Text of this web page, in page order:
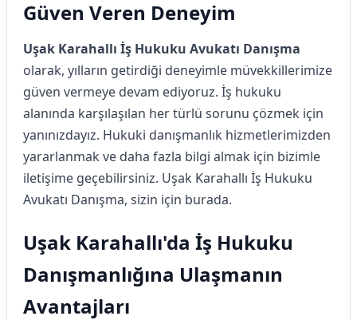
Güven Veren Deneyim
Uşak Karahallı İş Hukuku Avukatı Danışma
olarak, yılların getirdiği deneyimle müvekkillerimize
güven vermeye devam ediyoruz. İş hukuku
alanında karşılaşılan her türlü sorunu çözmek için
yanınızdayız. Hukuki danışmanlık hizmetlerimizden
yararlanmak ve daha fazla bilgi almak için bizimle
iletişime geçebilirsiniz. Uşak Karahallı İş Hukuku
Avukatı Danışma, sizin için burada.
Uşak Karahallı'da İş Hukuku
Danışmanlığına Ulaşmanın
Avantajları